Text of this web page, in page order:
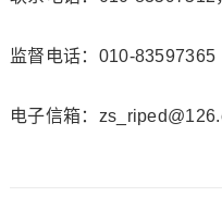
监督电话：010-83597365
电子信箱：